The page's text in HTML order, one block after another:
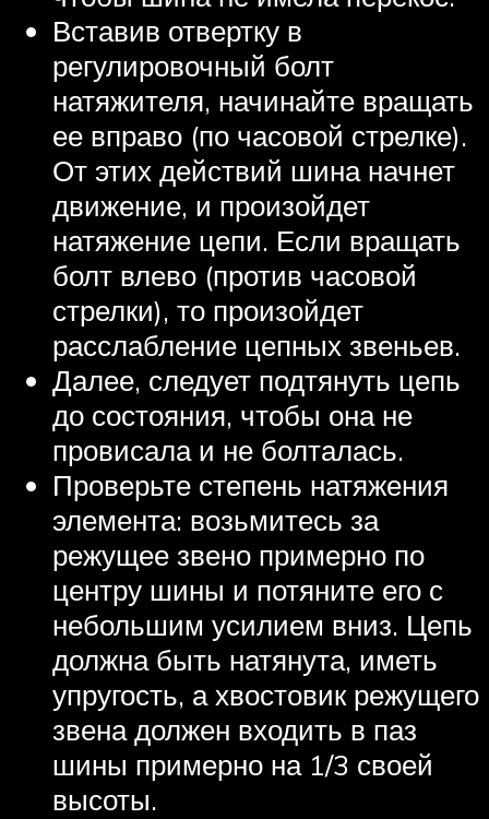
Вставив отвертку в
регулировочный болт
натяжителя, начинайте вращать
ее вправо (по часовой стрелке).
От этих действий шина начнет
движение, и произойдет
натяжение цепи. Если вращать
болт влево (против часовой
стрелки), то произойдет
расслабление цепных звеньев.
Далее, следует подтянуть цепь
до состояния, чтобы она не
провисала и не болталась.
Проверьте степень натяжения
элемента: возьмитесь за
режущее звено примерно по
центру шины и потяните его с
небольшим усилием вниз. Цепь
должна быть натянута, иметь
упругость, а хвостовик режущего
звена должен входить в паз
шины примерно на 1/3 своей
высоты.